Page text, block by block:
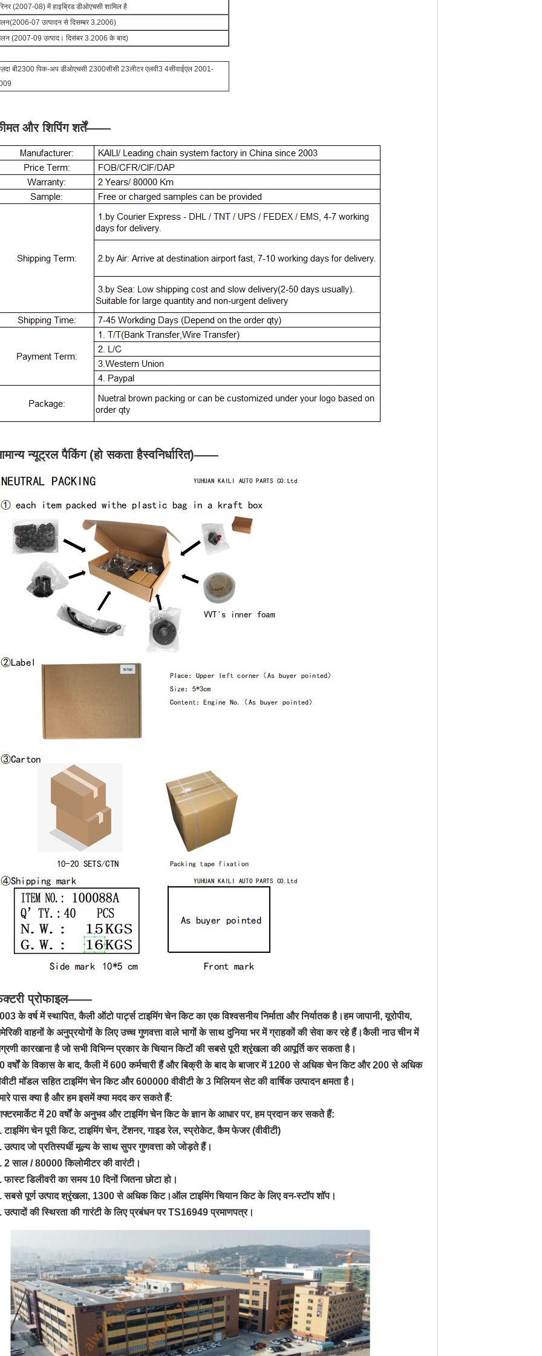
(2007-08) में हाइब्रिड डीओएचसी शामिल है
07 उत्पादन से दिसम्बर 3.2006)
(2007-09 उत्पाद। दिसंबर 3.2006 के बाद)
बी2300 पिक-अप डीओएचसी 2300सीसी 23लीटर एलवी3 4सीवाईएल 2001-
और शिपिंग शर्तें——
न्यूट्रल पैकिंग (हो सकता हैस्वनिर्धारित)——
प्रोफाइल——
के वर्ष में स्थापित, कैली ऑटो पार्ट्स टाइमिंग चेन किट का एक विश्वसनीय निर्माता और निर्यातक है।हम जापानी, यूरोपीय,
वाहनों के अनुप्रयोगों के लिए उच्च गुणवत्ता वाले भागों के साथ दुनिया भर में ग्राहकों की सेवा कर रहे हैं।कैली नाउ चीन में
कारखाना है जो सभी विभिन्न प्रकार के चियान किटों की सबसे पूरी श्रृंखला की आपूर्ति कर सकता है।
वर्षों के विकास के बाद, कैली में 600 कर्मचारी हैं और बिक्री के बाद के बाजार में 1200 से अधिक चेन किट और 200 से अधिक
मॉडल सहित टाइमिंग चेन किट और 600000 वीवीटी के 3 मिलियन सेट की वार्षिक उत्पादन क्षमता है।
पास क्या है और हम इसमें क्या मदद कर सकते हैं:
में 20 वर्षों के अनुभव और टाइमिंग चेन किट के ज्ञान के आधार पर, हम प्रदान कर सकते हैं:
टाइमिंग चेन पूरी किट, टाइमिंग चेन, टेंशनर, गाइड रेल, स्प्रोकेट, कैम फेजर (वीवीटी)
उत्पाद जो प्रतिस्पर्धी मूल्य के साथ सुपर गुणवत्ता को जोड़ते हैं।
2 साल / 80000 किलोमीटर की वारंटी।
फास्ट डिलीवरी का समय 10 दिनों जितना छोटा हो।
सबसे पूर्ण उत्पाद श्रृंखला, 1300 से अधिक किट।ऑल टाइमिंग चियान किट के लिए वन-स्टॉप शॉप।
उत्पादों की स्थिरता की गारंटी के लिए प्रबंधन पर TS16949 प्रमाणपत्र।